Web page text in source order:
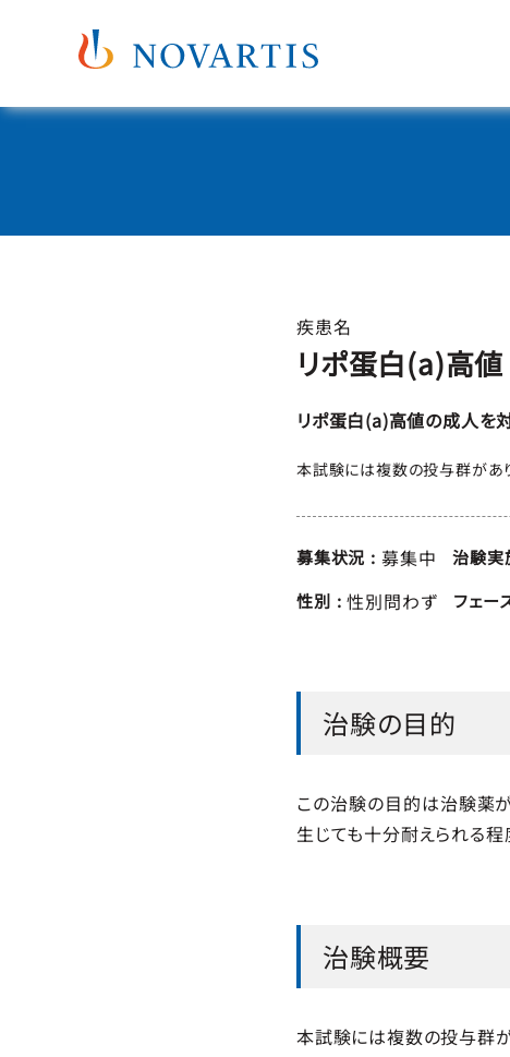
疾患名
リポ蛋白(a)高値
リポ蛋白(a)高値の成人を
本試験には複数の投与群があ
募集状況 募集中 治験実
性別 性別問わず フェー
治験の目的
この治験の目的は治験薬
生じても十分耐えられる程
治験概要
本試験には複数の投与群が